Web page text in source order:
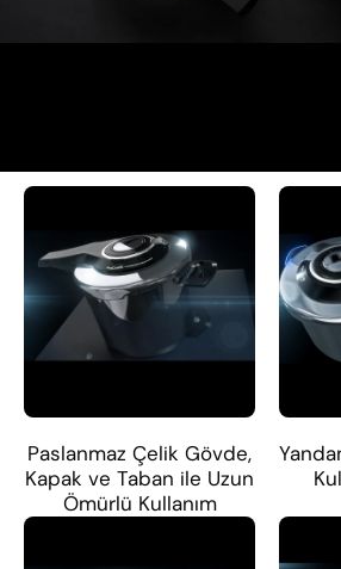
Paslanmaz Çelik Gövde,
Kapak ve Taban ile Uzun
Ömürlü Kullanım